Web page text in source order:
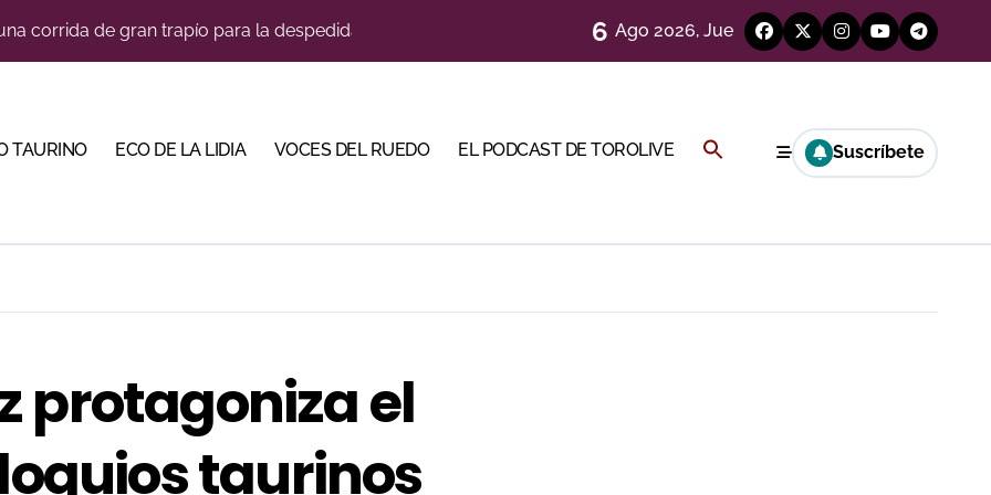
imponente trapío para la VIII Corrida Magallánica 6 Ago 2026, Jue
TAURINO ECO DE LA LIDIA VOCES DEL RUEDO EL PODCAST DE TOROLIVE Buscar: Suscríbete
protagoniza el
taurinos